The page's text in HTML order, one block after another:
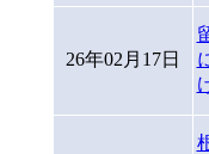
26年02月17日